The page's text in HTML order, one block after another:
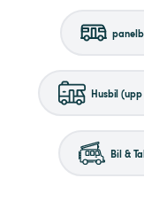
Husbil
Bil &